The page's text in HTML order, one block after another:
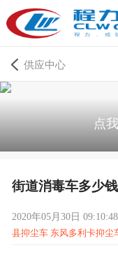
供应中心
点
街道消毒车多少
2020年05月30日 09:10:48
县抑尘车 东风多利卡抑尘